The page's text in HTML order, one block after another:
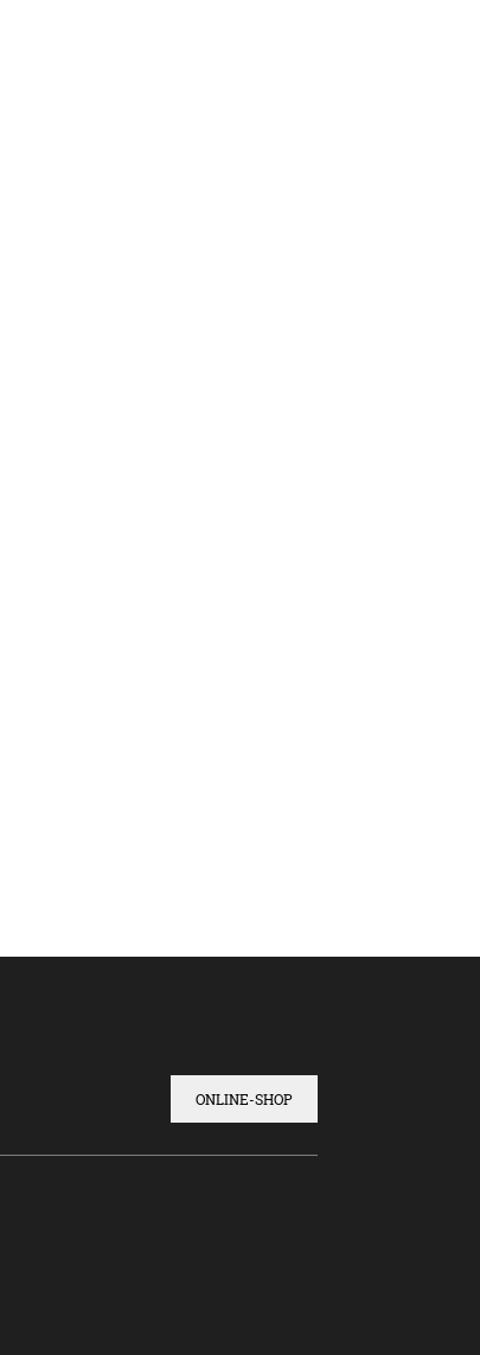
ONLINE-SHOP